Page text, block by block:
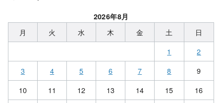
2026年8月
月 火 水 木 金 土
日
1
2
3
4 5 6 7 8
9
10
11 12 13 14 15
16